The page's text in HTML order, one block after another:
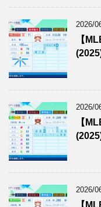
2026/
【
2026/
【
2026/
【